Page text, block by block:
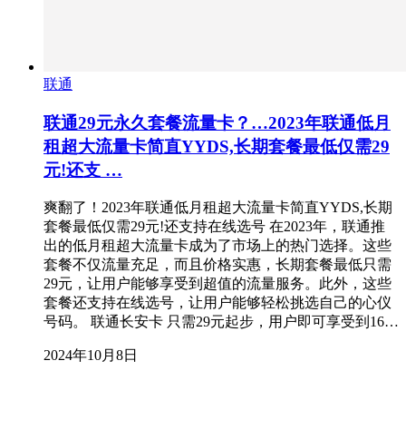
联通
联通29元永久套餐流量卡？…2023年联通低月
租超大流量卡简直YYDS,长期套餐最低仅需29
元!还支 …
爽翻了！2023年联通低月租超大流量卡简直YYDS,长期
套餐最低仅需29元!还支持在线选号 在2023年，联通推
出的低月租超大流量卡成为了市场上的热门选择。这些
套餐不仅流量充足，而且价格实惠，长期套餐最低只需
29元，让用户能够享受到超值的流量服务。此外，这些
套餐还支持在线选号，让用户能够轻松挑选自己的心仪
号码。 联通长安卡 只需29元起步，用户即可享受到16…
2024年10月8日